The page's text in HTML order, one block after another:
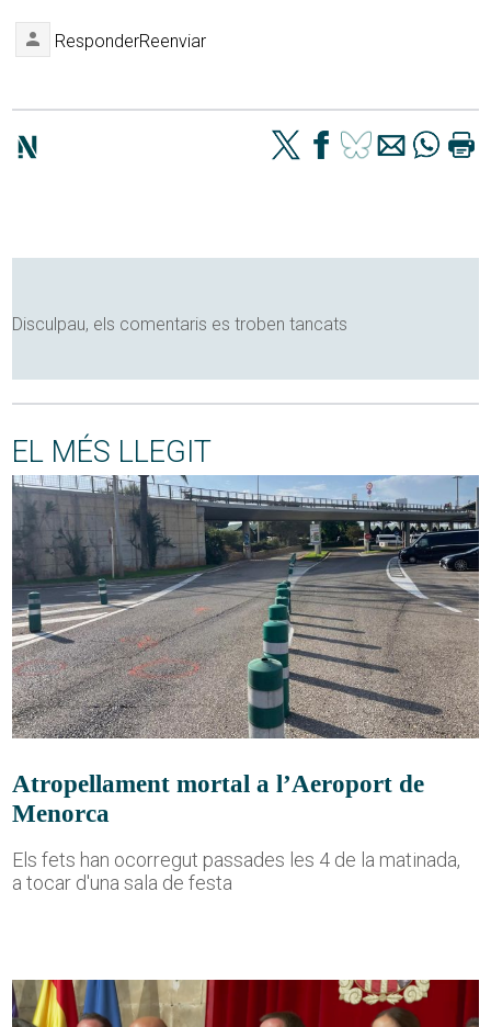
ResponderReenviar
Disculpau, els comentaris es troben tancats
EL MÉS LLEGIT
Atropellament mortal a l’Aeroport de
Menorca
Els fets han ocorregut passades les 4 de la matinada,
a tocar d'una sala de festa